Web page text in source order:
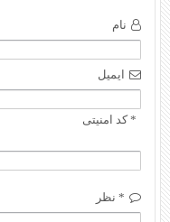
نام
ایمیل
* کد امنیتی
* نظر